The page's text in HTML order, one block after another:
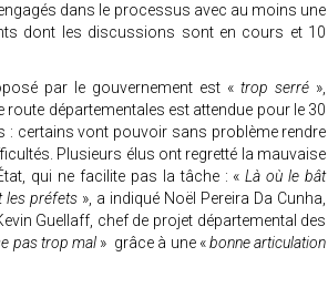
dans le processus avec au moins une
dont les discussions sont en cours et 10
par le gouvernement est « trop serré »,
départementales est attendue pour le 30
: certains vont pouvoir sans problème rendre
Plusieurs élus ont regretté la mauvaise
qui ne facilite pas la tâche : «Là où le bât
les préfets », a indiqué Noël Pereira Da Cunha,
Guellaff, chef de projet départemental des
pas trop mal » grâce à une «bonne articulation